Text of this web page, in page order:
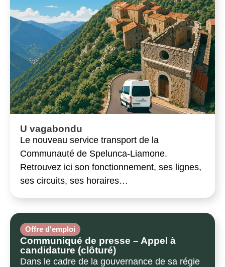
U vagabondu
Le nouveau service transport de la
Communauté de Spelunca-Liamone.
Retrouvez ici son fonctionnement, ses lignes,
ses circuits, ses horaires…
Offre d'emploi
Communiqué de presse – Appel à
candidature (clôturé)
Dans le cadre de la gouvernance de sa régie